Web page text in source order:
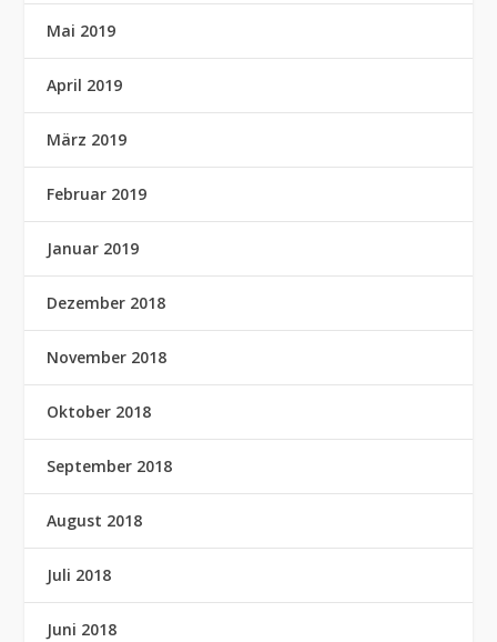
Mai 2019
April 2019
März 2019
Februar 2019
Januar 2019
Dezember 2018
November 2018
Oktober 2018
September 2018
August 2018
Juli 2018
Juni 2018